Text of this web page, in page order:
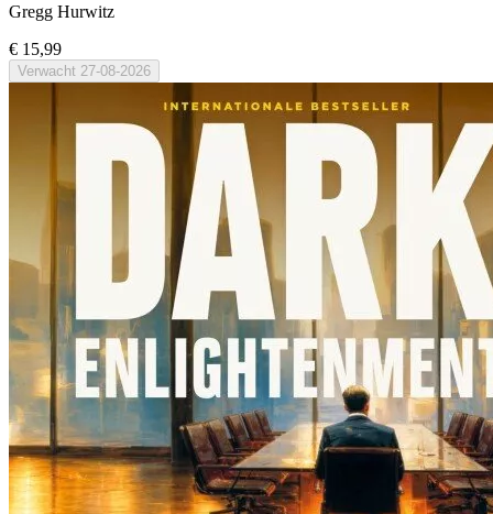
Gregg Hurwitz
€ 15,99
Verwacht 27-08-2026